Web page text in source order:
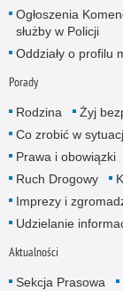
Ogłoszenia
służby w Policji
Oddziały o profilu
Porady
Rodzina Żyj
Co zrobić w
Prawa i obowiązki
Ruch Drogowy
Imprezy i
Udzielanie
Aktualności
Sekcja Prasowa